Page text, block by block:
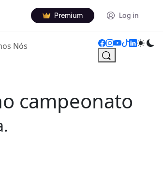
Premium Log in
Nós
campeonato